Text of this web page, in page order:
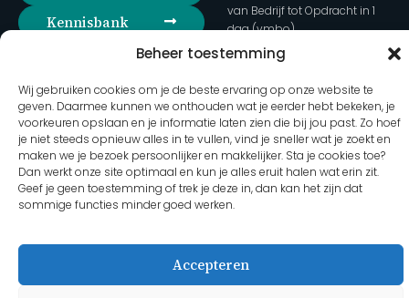
Beheer toestemming
Wij gebruiken cookies om je de beste ervaring op onze website te
geven. Daarmee kunnen we onthouden wat je eerder hebt bekeken, je
voorkeuren opslaan en je informatie laten zien die bij jou past. Zo hoef
je niet steeds opnieuw alles in te vullen, vind je sneller wat je zoekt en
maken we je bezoek persoonlijker en makkelijker. Sta je cookies toe?
Dan werkt onze site optimaal en kun je alles eruit halen wat erin zit.
Geef je geen toestemming of trek je deze in, dan kan het zijn dat
sommige functies minder goed werken.
Accepteren
Kennisbank
Inloggen
Volg ons op social
media
van Bedrijf tot Opdracht in 1
dag (vmbo)
15 oktober 2026
Opdrachten ontwerpen met
bedrijven (vmbo)
27 oktober 2026
Duurzame opdrachten met
bedrijven (havo-PGP)
Volledige agenda
2026 Martha Hoebens - Bedrijf in de Klas